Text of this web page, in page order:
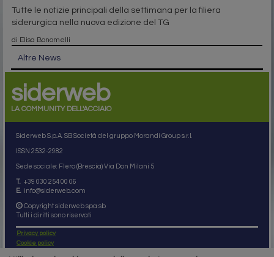
Tutte le notizie principali della settimana per la filiera
siderurgica nella nuova edizione del TG
di Elisa Bonomelli
Altre News
siderweb
LA COMMUNITY DELL'ACCIAIO
Siderweb S.p.A. SB Società del gruppo Morandi Group s.r.l.
ISSN 2532-2982
Sede sociale: Flero (Brescia) Via Don Milani 5
T. +39 030 254 00 06
E.
info@siderweb.com
Copyright siderweb spa sb
Tutti i diritti sono riservati
Privacy policy
Cookie policy